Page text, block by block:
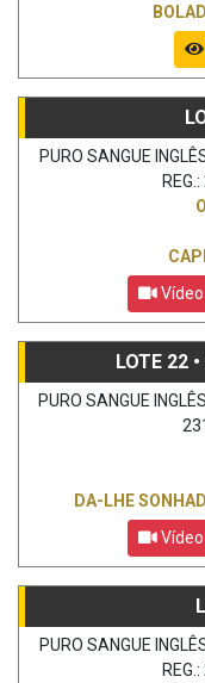
PURO SANGUE
Vídeo
LOTE 22
PURO SANGUE
DA-LHE
Vídeo
PURO SANGUE